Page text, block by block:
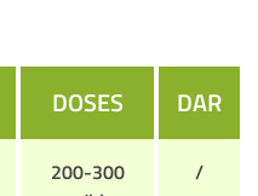
DOSES DAR
200-300
/